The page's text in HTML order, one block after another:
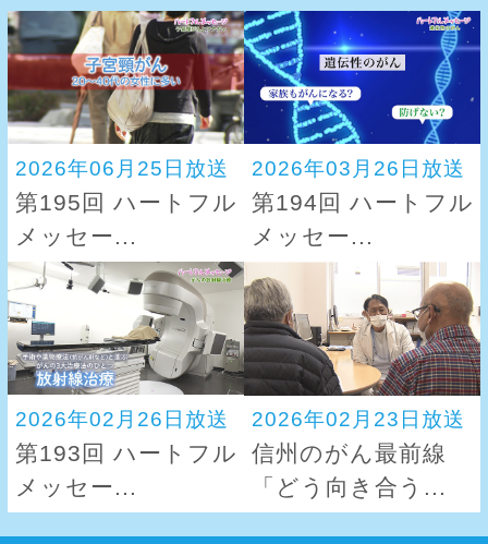
2026年06月25日放送
第195回 ハートフル
メッセー...
2026年03月26日放送
第194回 ハートフル
メッセー...
2026年02月26日放送
第193回 ハートフル
メッセー...
2026年02月23日放送
信州のがん最前線
「どう向き合う...